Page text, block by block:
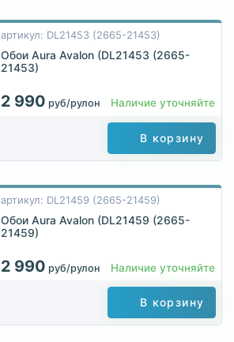
артикул: DL21453 (2665-21453)
Обои Aura Avalon (DL21453 (2665-
21453)
2 990 руб/рулон Наличие уточняйте
В корзину
артикул: DL21459 (2665-21459)
Обои Aura Avalon (DL21459 (2665-
21459)
2 990 руб/рулон Наличие уточняйте
В корзину